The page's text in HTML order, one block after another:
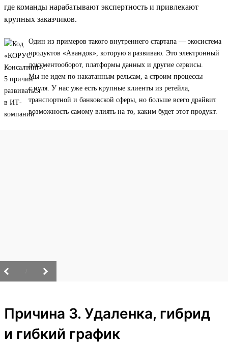
где команды нарабатывают экспертность и привлекают
крупных заказчиков.
Один из примеров такого внутреннего стартапа — экосистема
продуктов «Авандок», которую я развиваю. Это электронный
документооборот, платформы данных и другие сервисы.
Мы не идем по накатанным рельсам, а строим процессы
с нуля. У нас уже есть крупные клиенты из ретейла,
транспортной и банковской сферы, но больше всего драйвит
возможность самому влиять на то, каким будет этот продукт.
Причина 3. Удаленка, гибрид
и гибкий график